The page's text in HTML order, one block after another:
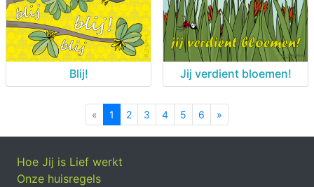
Blij! Jij verdient bloemen!
« Previous
1 2 3 4 5 6 »
Hoe Jij is Lief werkt
Onze huisregels